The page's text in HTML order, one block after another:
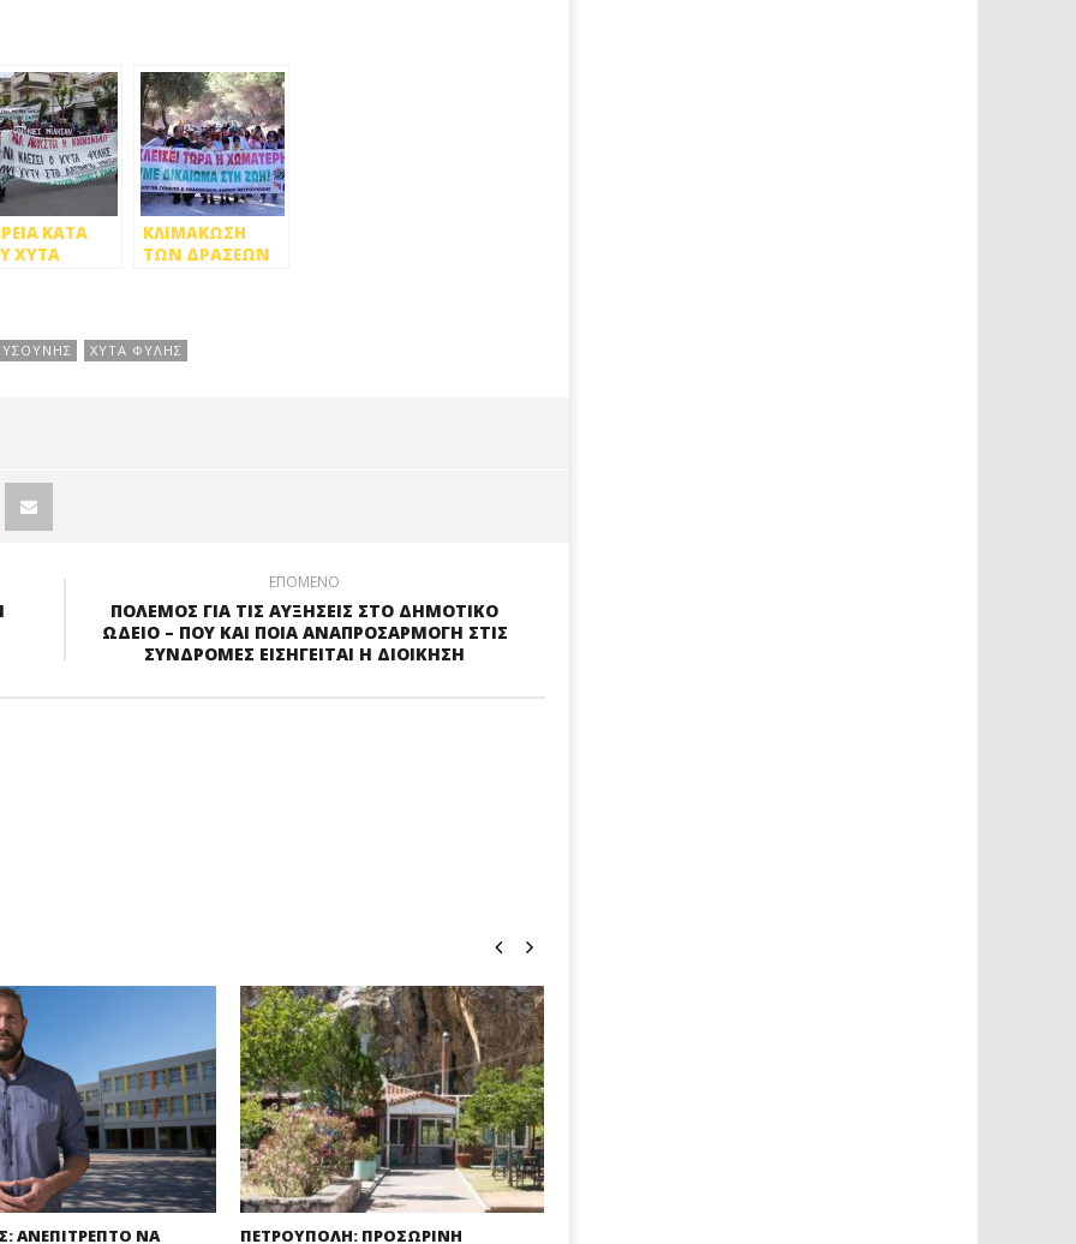
ΚΑΤΑ
ΧΥΤΑ
ΚΛΙΜΑΚΩΣΗ
ΤΩΝ ΔΡΑΣΕΩΝ
ΧΥΤΑ ΦΥΛΗΣ
ΕΠΟΜΕΝΟ
ΠΟΛΕΜΟΣ ΓΙΑ ΤΙΣ ΑΥΞΗΣΕΙΣ ΣΤΟ ΔΗΜΟΤΙΚΟ
ΩΔΕΙΟ – ΠΟΥ ΚΑΙ ΠΟΙΑ ΑΝΑΠΡΟΣΑΡΜΟΓΗ ΣΤΙΣ
ΣΥΝΔΡΟΜΕΣ ΕΙΣΗΓΕΙΤΑΙ Η ΔΙΟΙΚΗΣΗ
ΑΝΕΠΙΤΡΕΠΤΟ ΝΑ ΠΕΤΡΟΥΠΟΛΗ: ΠΡΟΣΩΡΙΝΗ